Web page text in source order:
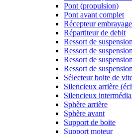
Pont (propulsion)
Pont avant complet
Récepteur embrayage
Répartiteur de debit
Ressort de
Ressort de
Ressort de
Ressort de
Sélecteur boite de
Silencieux arrière
Silencieux
Sphère arrière
Sphère avant
Support de boite
Support moteur